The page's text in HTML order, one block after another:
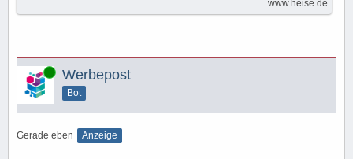
www.heise.de
Online Werbepost
Bot
Gerade eben Anzeige